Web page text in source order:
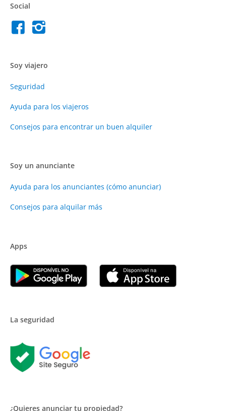
Social
Soy viajero
Seguridad
Ayuda para los viajeros
Consejos para encontrar un buen alquiler
Soy un anunciante
Ayuda para los anunciantes (cómo anunciar)
Consejos para alquilar más
Apps
La seguridad
¿Quieres anunciar tu propiedad?